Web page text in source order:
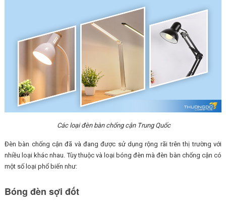
Các loại đèn bàn chống cận Trung Quốc
Đèn bàn chống cận đã và đang được sử dụng rộng rãi trên thị trường với
nhiều loại khác nhau. Tùy thuộc và loại bóng đèn mà đèn bàn chống cận có
một số loại phổ biến như:
Bóng đèn sợi đốt